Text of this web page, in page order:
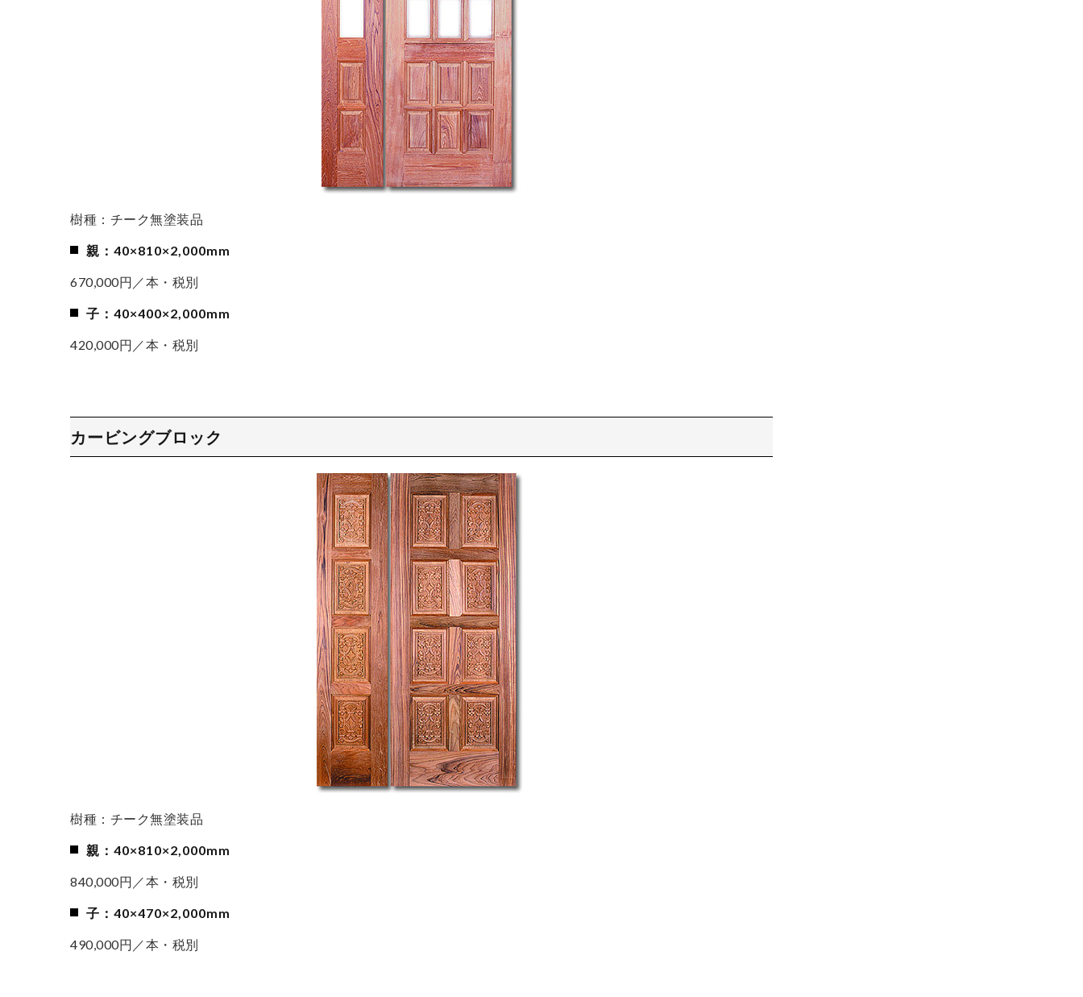
樹種：チーク無塗装品
親：40×810×2,000mm
670,000円／本・税別
子：40×400×2,000mm
420,000円／本・税別
カービングブロック
樹種：チーク無塗装品
親：40×810×2,000mm
840,000円／本・税別
子：40×470×2,000mm
490,000円／本・税別